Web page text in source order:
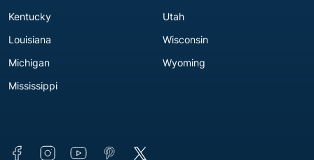
Kentucky
Louisiana
Michigan
Mississippi
Utah
Wisconsin
Wyoming
Connect with us